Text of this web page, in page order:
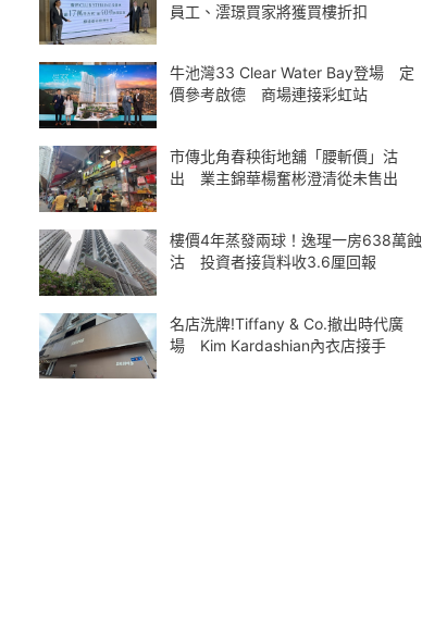
員工、澐璟買家將獲買樓折扣
牛池灣33 Clear Water Bay登場 定
價參考啟德 商場連接彩虹站
市傳北角春秧街地舖「腰斬價」沽
出 業主錦華楊奮彬澄清從未售出
樓價4年蒸發兩球！逸瑆一房638萬蝕
沽 投資者接貨料收3.6厘回報
名店洗牌!Tiffany & Co.撤出時代廣
場 Kim Kardashian內衣店接手